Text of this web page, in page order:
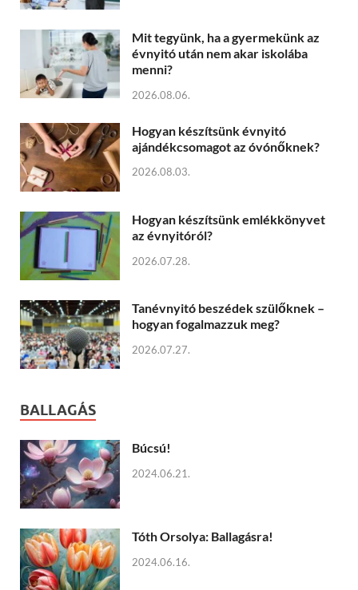
Mit tegyünk, ha a gyermekünk az
évnyitó után nem akar iskolába
menni?
2026.08.06.
Hogyan készítsünk évnyitó
ajándékcsomagot az óvónőknek?
2026.08.03.
Hogyan készítsünk emlékkönyvet
az évnyitóról?
2026.07.28.
Tanévnyitó beszédek szülőknek –
hogyan fogalmazzuk meg?
2026.07.27.
BALLAGÁS
Búcsú!
2024.06.21.
Tóth Orsolya: Ballagásra!
2024.06.16.